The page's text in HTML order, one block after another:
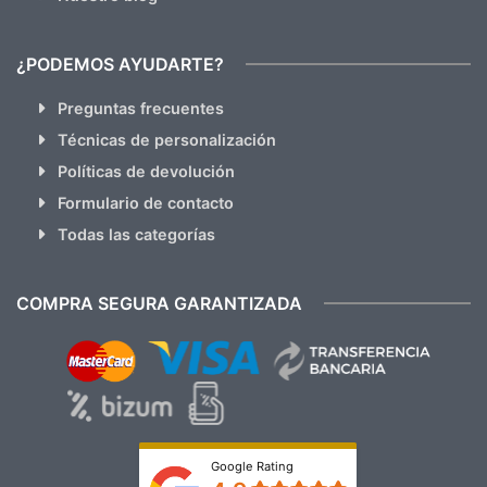
¿PODEMOS AYUDARTE?
Preguntas frecuentes
Técnicas de personalización
Políticas de devolución
Formulario de contacto
Todas las categorías
COMPRA SEGURA GARANTIZADA
Google Rating